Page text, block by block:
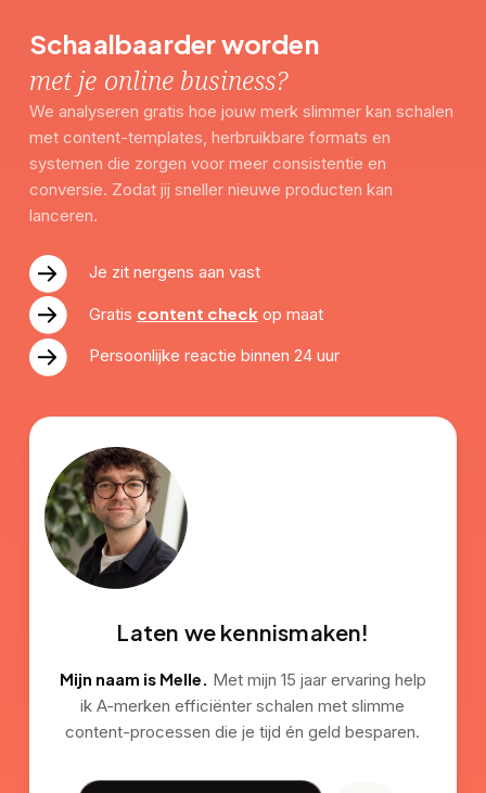
Schaalbaarder worden
met je online business?
We analyseren gratis hoe jouw merk slimmer kan schalen
met content-templates, herbruikbare formats en
systemen die zorgen voor meer consistentie en
conversie. Zodat jij sneller nieuwe producten kan
lanceren.
Je zit nergens aan vast
Gratis content checkop maat
Persoonlijke reactie binnen 24 uur
Laten we kennismaken!
Mijn naam is Melle. Met mijn 15 jaar ervaring help
ik A-merken efficiënter schalen met slimme
content-processen die je tijd én geld besparen.